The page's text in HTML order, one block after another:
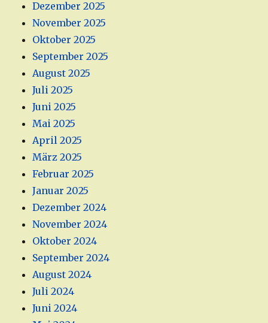
Dezember 2025
November 2025
Oktober 2025
September 2025
August 2025
Juli 2025
Juni 2025
Mai 2025
April 2025
März 2025
Februar 2025
Januar 2025
Dezember 2024
November 2024
Oktober 2024
September 2024
August 2024
Juli 2024
Juni 2024